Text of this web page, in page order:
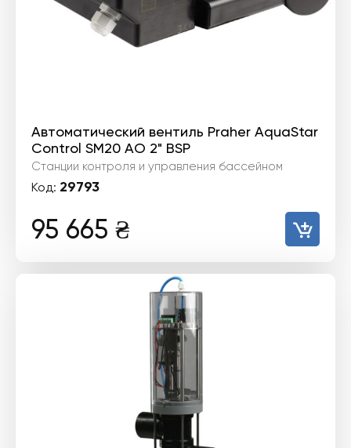
Автоматический вентиль Praher AquaStar
Control SM20 AO 2" BSP
Станции контроля и управления бассейном
Код: 29793
95 665 ₴